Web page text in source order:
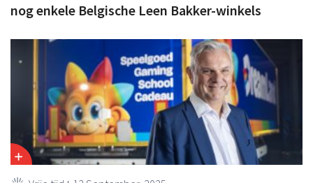
nog enkele Belgische Leen Bakker-winkels